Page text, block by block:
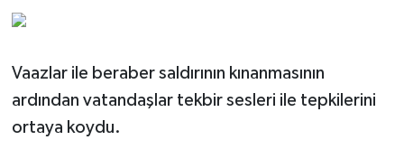
Vaazlar ile beraber saldırının kınanmasının
ardından vatandaşlar tekbir sesleri ile tepkilerini
ortaya koydu.